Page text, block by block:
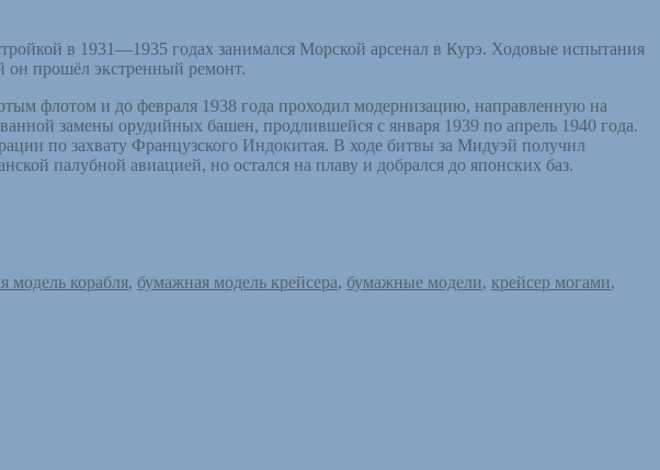
в 1931—1935 годах занимался Морской арсенал в Курэ. Ходовые испытания
он прошёл экстренный ремонт.
флотом и до февраля 1938 года проходил модернизацию, направленную на
замены орудийных башен, продлившейся с января 1939 по апрель 1940 года.
по захвату Французского Индокитая. В ходе битвы за Мидуэй получил
палубной авиацией, но остался на плаву и добрался до японских баз.
модель корабля, бумажная модель крейсера, бумажные модели, крейсер могами,